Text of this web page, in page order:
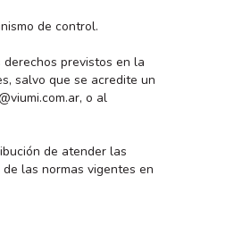
de control.
previstos en la
salvo que se acredite un
o al
de atender las
las normas vigentes en